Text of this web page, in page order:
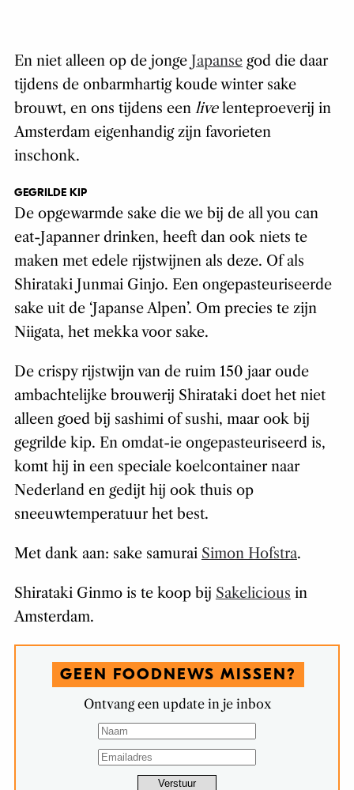
En niet alleen op de jonge Japansegod die daar
tijdens de onbarmhartig koude winter sake
brouwt, en ons tijdens een livelenteproeverij in
Amsterdam eigenhandig zijn favorieten
inschonk.
GEGRILDE KIP
De opgewarmde sake die we bij de all you can
eat-Japanner drinken, heeft dan ook niets te
maken met edele rijstwijnen als deze. Of als
Shirataki Junmai Ginjo. Een ongepasteuriseerde
sake uit de ‘Japanse Alpen’. Om precies te zijn
Niigata, het mekka voor sake.
De crispy rijstwijn van de ruim 150 jaar oude
ambachtelijke brouwerij Shirataki doet het niet
alleen goed bij sashimi of sushi, maar ook bij
gegrilde kip. En omdat-ie ongepasteuriseerd is,
komt hij in een speciale koelcontainer naar
Nederland en gedijt hij ook thuis op
sneeuwtemperatuur het best.
Met dank aan: sake samurai Simon Hofstra.
Shirataki Ginmo is te koop bij Sakelicious in
Amsterdam.
GEEN FOODNEWS MISSEN?
Ontvang een update in je inbox